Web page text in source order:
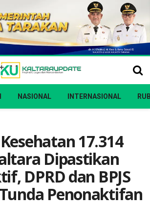
NASIONAL INTERNASIONAL
17.314
Dipastikan
DPRD dan BPJS
Penonaktifan